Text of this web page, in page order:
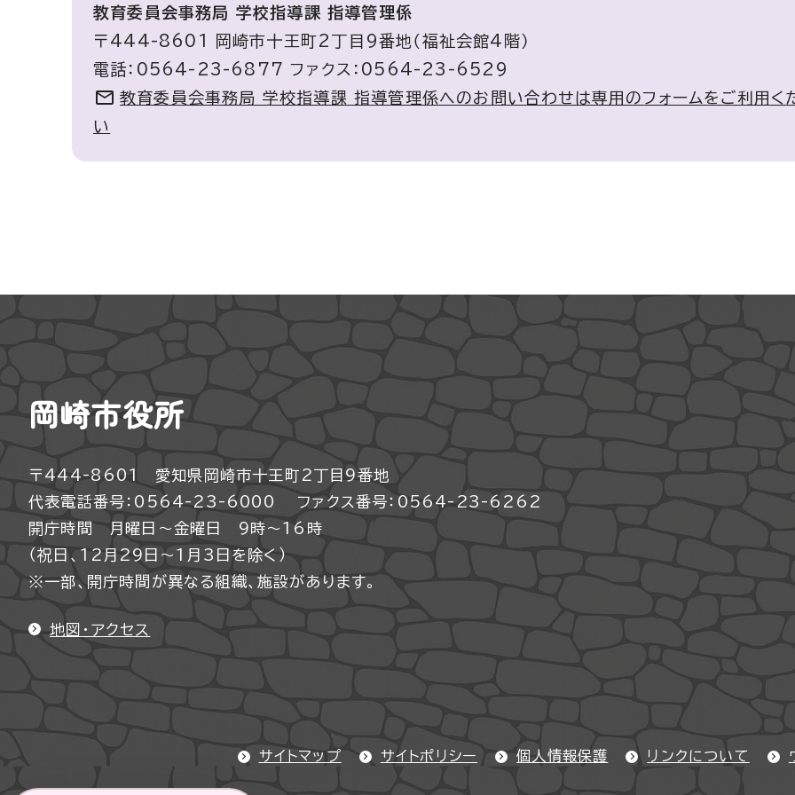
教育委員会事務局 学校指導課 指導管理係
〒444-8601 岡崎市十王町2丁目9番地（福祉会館4階）
電話：0564-23-6877 ファクス：0564-23-6529
教育委員会事務局 学校指導課 指導管理係へのお問い合わせは専用のフォームをご利用く
い
岡崎市役所
〒444-8601 愛知県岡崎市十王町2丁目9番地
代表電話番号：0564-23-6000
ファクス番号：0564-23-6262
開庁時間 月曜日～金曜日 9時～16時
（祝日、12月29日～1月3日を除く）
※一部、開庁時間が異なる組織、施設があります。
地図・アクセス
サイトマップ サイトポリシー 個人情報保護 リンクについて